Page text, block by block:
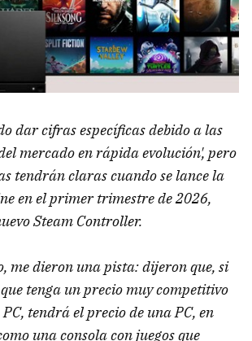
dar cifras específicas debido a las
mercado en rápida evolución', pero
tendrán claras cuando se lance la
en el primer trimestre de 2026,
Steam Controller.
me dieron una pista: dijeron que, si
tenga un precio muy competitivo
tendrá el precio de una PC, en
una consola con juegos que